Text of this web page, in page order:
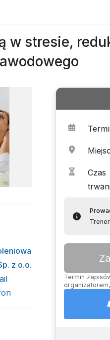
w stresie,
Czas
Termin
z o.o.